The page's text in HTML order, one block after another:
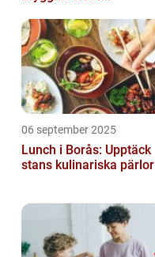
06 september 2025
Lunch i Borås: Upptäck
stans kulinariska pärlor